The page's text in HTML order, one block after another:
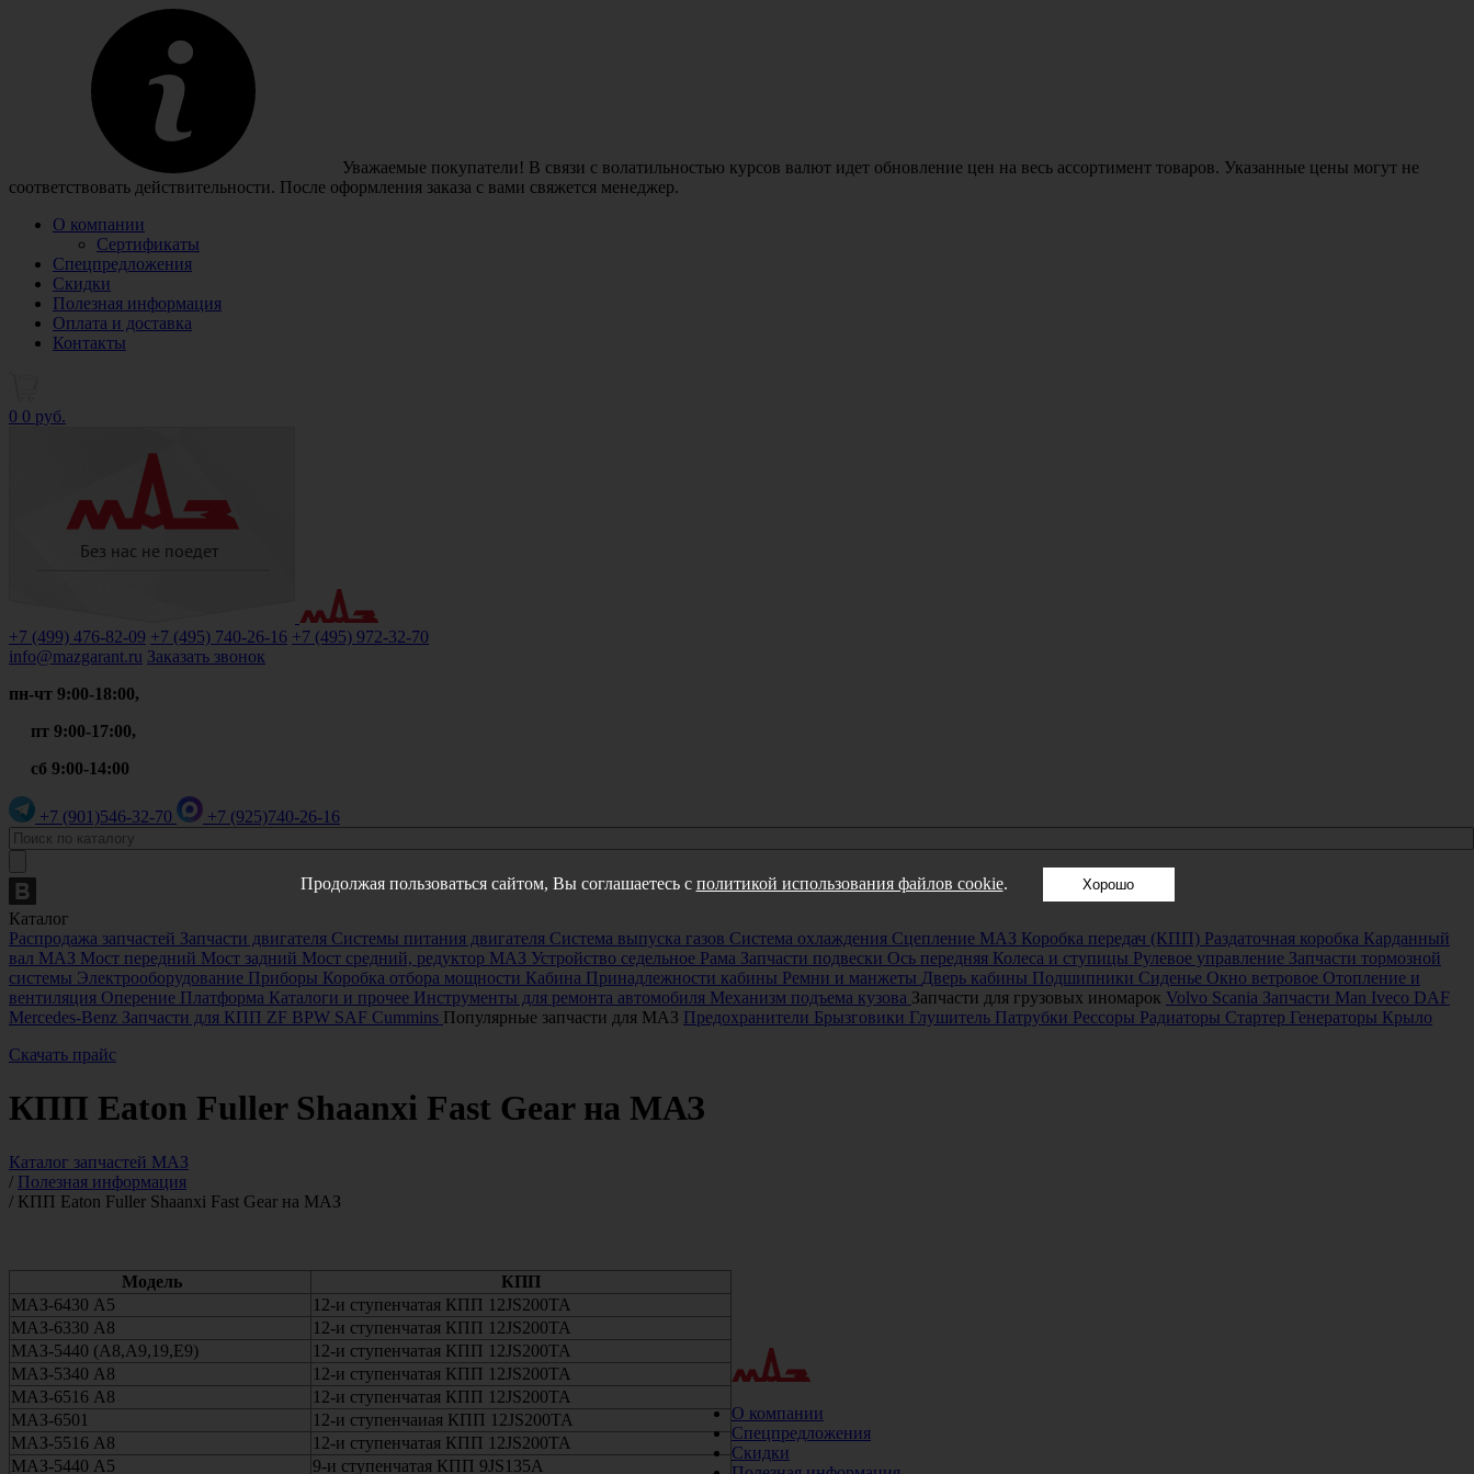
Уважаемые покупатели! В связи с волатильностью курсов валют идет обновление цен на весь ассортимент товаров. Указанные цены могут не
соответствовать действительности. После оформления заказа с вами свяжется менеджер.
О компании
Сертификаты
Спецпредложения
Скидки
Полезная информация
Оплата и доставка
Контакты
0 0 руб.
+7 (499) 476-82-09 +7 (495) 740-26-16 +7 (495) 972-32-70
info@mazgarant.ru Заказать звонок
пн-чт 9:00-18:00,
пт 9:00-17:00,
сб 9:00-14:00
+7 (901)546-32-70 +7 (925)740-26-16
Каталог
Распродажа запчастей Запчасти двигателя Системы питания двигателя Система выпуска газов Система охлаждения Сцепление МАЗ Коробка передач (КПП) Раздаточная коробка Карданный
вал МАЗ Мост передний Мост задний Мост средний, редуктор МАЗ Устройство седельное Рама Запчасти подвески Ось передняя Колеса и ступицы Рулевое управление Запчасти тормозной
системы Электрооборудование Приборы Коробка отбора мощности Кабина Принадлежности кабины Ремни и манжеты Дверь кабины Подшипники Сиденье Окно ветровое Отопление и
вентиляция Оперение Платформа Каталоги и прочее Инструменты для ремонта автомобиля Механизм подъема кузова Запчасти для грузовых иномарок Volvo Scania Запчасти Man Iveco DAF
Mercedes-Benz Запчасти для КПП ZF BPW SAF Cummins Популярные запчасти для МАЗ Предохранители Брызговики Глушитель Патрубки Рессоры Радиаторы Стартер Генераторы Крыло
Скачать прайс
КПП Eaton Fuller Shaanxi Fast Gear на МАЗ
Каталог запчастей МАЗ
/ Полезная информация
/ КПП Eaton Fuller Shaanxi Fast Gear на МАЗ
Модель
КПП
МАЗ-6430 А5
12-и ступенчатая КПП 12JS200TA
МАЗ-6330 А8
12-и ступенчатая КПП 12JS200TA
МАЗ-5440 (А8,А9,19,Е9)
12-и ступенчатая КПП 12JS200TA
МАЗ-5340 А8
12-и ступенчатая КПП 12JS200TA
МАЗ-6516 А8
12-и ступенчатая КПП 12JS200TA
МАЗ-6501
12-и ступенчаиая КПП 12JS200TA
МАЗ-5516 А8
12-и ступенчатая КПП 12JS200TA
МАЗ-5440 А5
9-и ступенчатая КПП 9JS135A
О компании
Спецпредложения
Скидки
Продолжая пользоваться сайтом, Вы соглашаетесь с политикой использования файлов cookie. Хорошо